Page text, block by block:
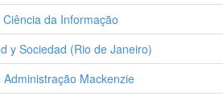
da Informação
y Sociedad (Rio de Janeiro)
Administração Mackenzie